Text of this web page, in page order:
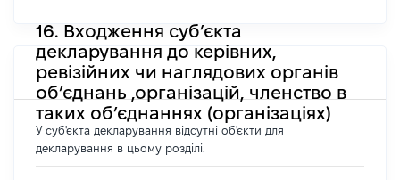
16. Входження суб’єкта
декларування до керівних,
ревізійних чи наглядових органів
об’єднань ,організацій, членство в
таких об’єднаннях (організаціях)
У суб'єкта декларування відсутні об'єкти для
декларування в цьому розділі.